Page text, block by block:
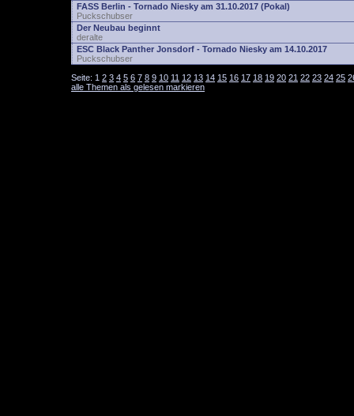
FASS Berlin - Tornado Niesky am 31.10.2017 (Pokal)
Puckschubser
Der Neubau beginnt
deralte
ESC Black Panther Jonsdorf - Tornado Niesky am 14.10.2017
Puckschubser
Seite: 1 2 3 4 5 6 7 8 9 10 11 12 13 14 15 16 17 18 19 20 21 22 23 24 25
alle Themen als gelesen markieren